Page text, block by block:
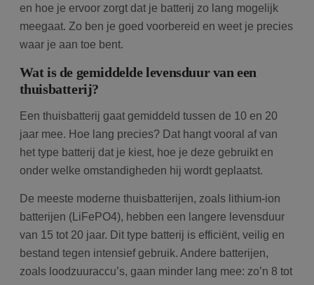
en hoe je ervoor zorgt dat je batterij zo lang mogelijk
meegaat. Zo ben je goed voorbereid en weet je precies
waar je aan toe bent.
Wat is de gemiddelde levensduur van een
thuisbatterij?
Een thuisbatterij gaat gemiddeld tussen de 10 en 20
jaar mee. Hoe lang precies? Dat hangt vooral af van
het type batterij dat je kiest, hoe je deze gebruikt en
onder welke omstandigheden hij wordt geplaatst.
De meeste moderne thuisbatterijen, zoals lithium-ion
batterijen (LiFePO4), hebben een langere levensduur
van 15 tot 20 jaar. Dit type batterij is efficiënt, veilig en
bestand tegen intensief gebruik. Andere batterijen,
zoals loodzuuraccu’s, gaan minder lang mee: zo’n 8 tot
wp-
wpml_current_language
OnTheGoSystems
Ltd.
Sessie